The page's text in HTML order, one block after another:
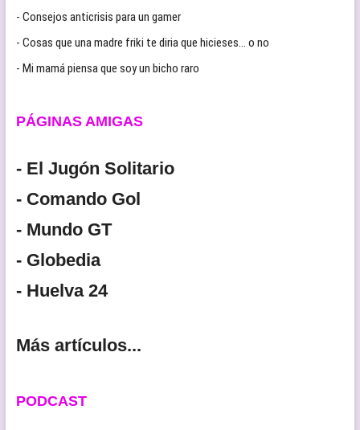
- Consejos anticrisis para un gamer
- Cosas que una madre friki te diria que hicieses… o no
- Mi mamá piensa que soy un bicho raro
PÁGINAS AMIGAS
- El Jugón Solitario
- Comando Gol
- Mundo GT
- Globedia
- Huelva 24
Más artículos...
PODCAST